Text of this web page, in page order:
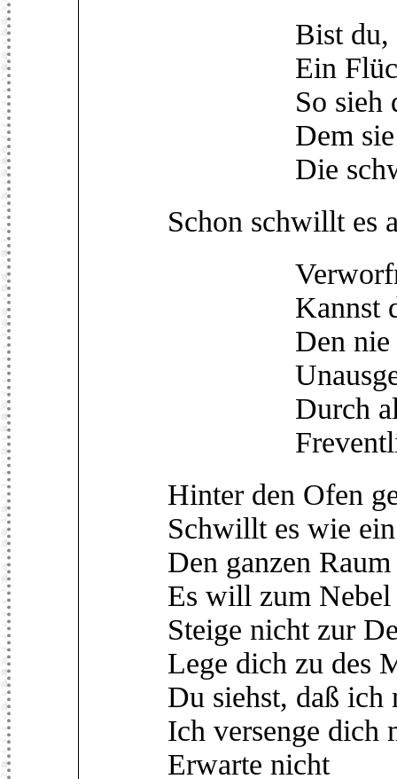
Bist du,
Ein
So sieh
Dem sie
Die
Schon schwillt es
Verworfnes
Kannst du
Den nie
Durch alle
Freventlich
Hinter den Ofen
Schwillt es wie
Den ganzen
Es will zum
Steige nicht zur
Lege dich zu des
Du siehst, daß ich
Ich versenge dich
Erwarte nicht